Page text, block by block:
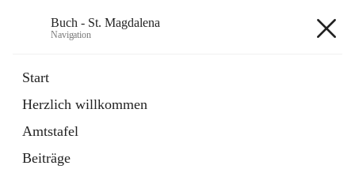
Buch - St. Magdalena
Navigation
Start
Herzlich willkommen
Amtstafel
Beiträge
11 Schnellzugriffe
Bürgerservice